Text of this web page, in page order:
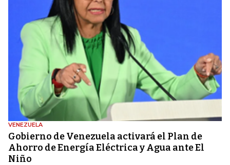
VENEZUELA
Gobierno de Venezuela activará el Plan de
Ahorro de Energía Eléctrica y Agua ante El
Niño